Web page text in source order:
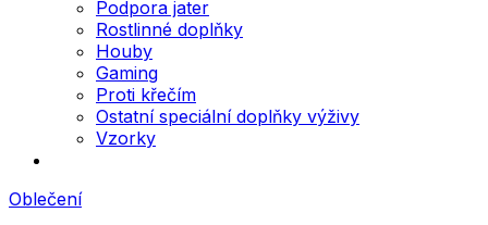
Podpora jater
Rostlinné doplňky
Houby
Gaming
Proti křečím
Ostatní speciální doplňky výživy
Vzorky
Oblečení